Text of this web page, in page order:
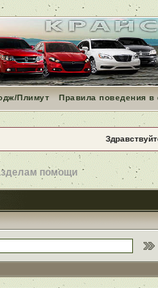
Плимут Правила поведения
помощи